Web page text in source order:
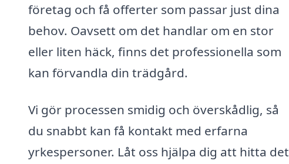
företag och få offerter som passar just dina
behov. Oavsett om det handlar om en stor
eller liten häck, finns det professionella som
kan förvandla din trädgård.
Vi gör processen smidig och överskådlig, så
du snabbt kan få kontakt med erfarna
yrkespersoner. Låt oss hjälpa dig att hitta det